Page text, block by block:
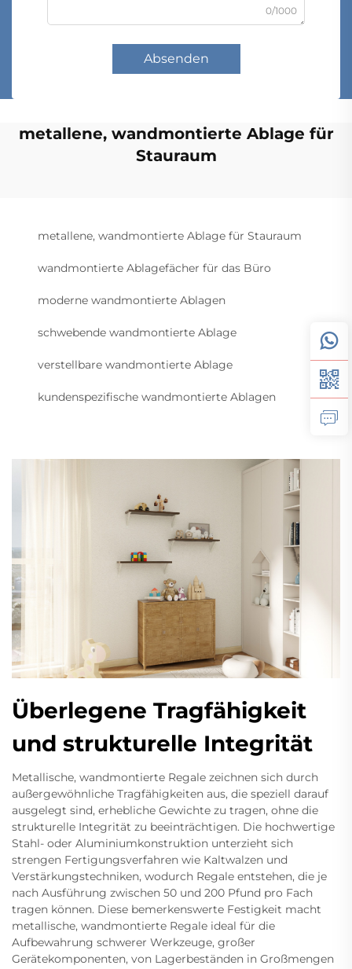
0/1000
Absenden
metallene, wandmontierte Ablage für
Stauraum
metallene, wandmontierte Ablage für Stauraum
wandmontierte Ablagefächer für das Büro
moderne wandmontierte Ablagen
schwebende wandmontierte Ablage
verstellbare wandmontierte Ablage
kundenspezifische wandmontierte Ablagen
Überlegene Tragfähigkeit
und strukturelle Integrität
Metallische, wandmontierte Regale zeichnen sich durch
außergewöhnliche Tragfähigkeiten aus, die speziell darauf
ausgelegt sind, erhebliche Gewichte zu tragen, ohne die
strukturelle Integrität zu beeinträchtigen. Die hochwertige
Stahl- oder Aluminiumkonstruktion unterzieht sich
strengen Fertigungsverfahren wie Kaltwalzen und
Verstärkungstechniken, wodurch Regale entstehen, die je
nach Ausführung zwischen 50 und 200 Pfund pro Fach
tragen können. Diese bemerkenswerte Festigkeit macht
metallische, wandmontierte Regale ideal für die
Aufbewahrung schwerer Werkzeuge, großer
Gerätekomponenten, von Lagerbeständen in Großmengen